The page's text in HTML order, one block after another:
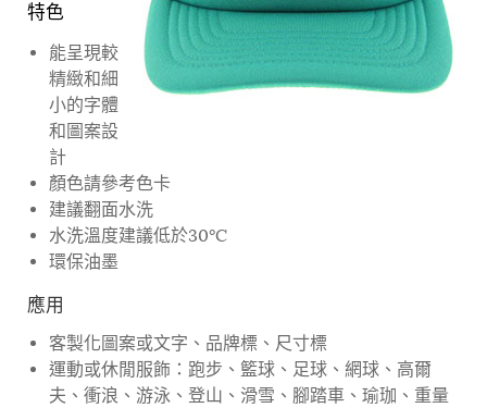
特色
能呈現較
精緻和細
小的字體
和圖案設
計
顏色請參考色卡
建議翻面水洗
水洗溫度建議低於30°C
環保油墨
應用
客製化圖案或文字、品牌標、尺寸標
運動或休閒服飾：跑步、籃球、足球、網球、高爾
夫、衝浪、游泳、登山、滑雪、腳踏車、瑜珈、重量